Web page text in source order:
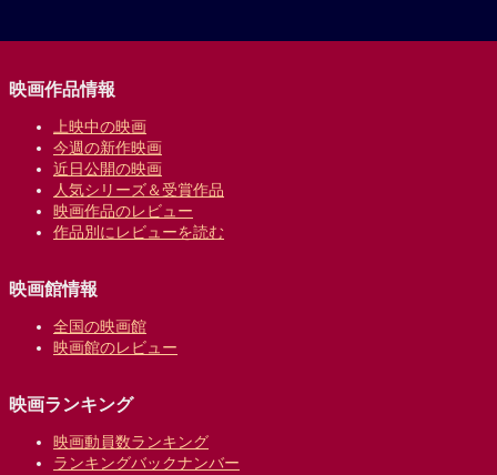
映画作品情報
上映中の映画
今週の新作映画
近日公開の映画
人気シリーズ＆受賞作品
映画作品のレビュー
作品別にレビューを読む
映画館情報
全国の映画館
映画館のレビュー
映画ランキング
映画動員数ランキング
ランキングバックナンバー